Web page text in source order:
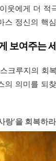
웃에게 더 적
스 정신의 핵
보여주는
크루지의 회
의 의미를 되
랑’을 회복하라